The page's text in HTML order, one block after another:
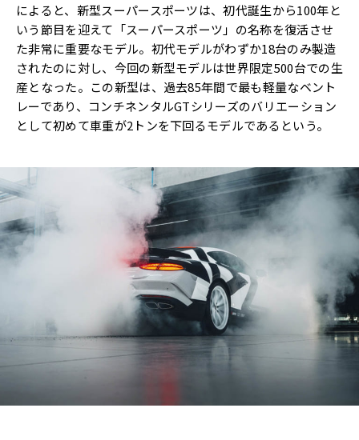
によると、新型スーパースポーツは、初代誕生から100年と
いう節目を迎えて「スーパースポーツ」の名称を復活させ
た非常に重要なモデル。初代モデルがわずか18台のみ製造
されたのに対し、今回の新型モデルは世界限定500台での生
産となった。この新型は、過去85年間で最も軽量なベント
レーであり、コンチネンタルGTシリーズのバリエーション
として初めて車重が2トンを下回るモデルであるという。